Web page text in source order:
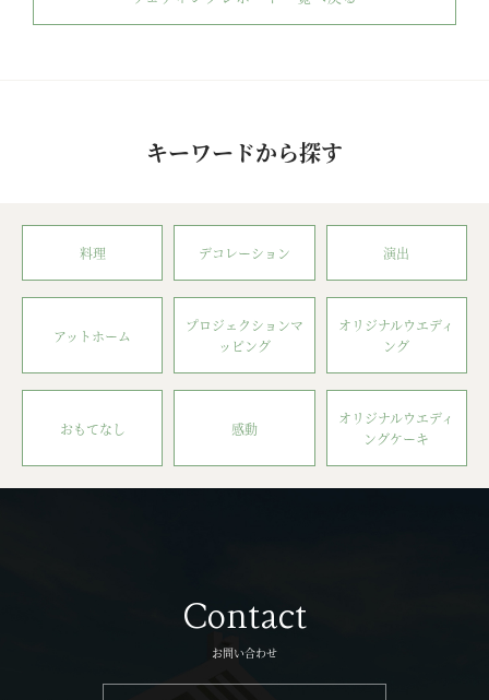
キーワードから探す
料理 デコレーション 演出
アットホーム
プロジェクションマ
ッピング
オリジナルウエディ
ング
おもてなし 感動
オリジナルウエディ
ングケーキ
Contact
お問い合わせ